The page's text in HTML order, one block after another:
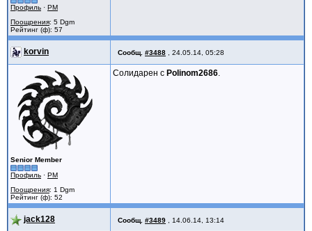
Профиль · PM
Поощрения: 5 Dgm
Рейтинг (ф): 57
korvin Сообщ. #3488 24.05.14, 05:28
Senior Member
Профиль · PM
Поощрения: 1 Dgm
Рейтинг (ф): 52
Солидарен с Polinom2686
jack128 Сообщ. #3489 14.06.14, 13:14